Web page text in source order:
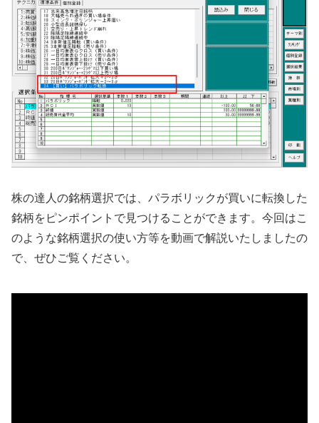
株の達人の銘柄選択では、パラボリックが買いに転換した
銘柄をピンポイントで見つけることができます。今回はこ
のような銘柄選択の使い方等を動画で解説いたしましたの
で、ぜひご覧ください。